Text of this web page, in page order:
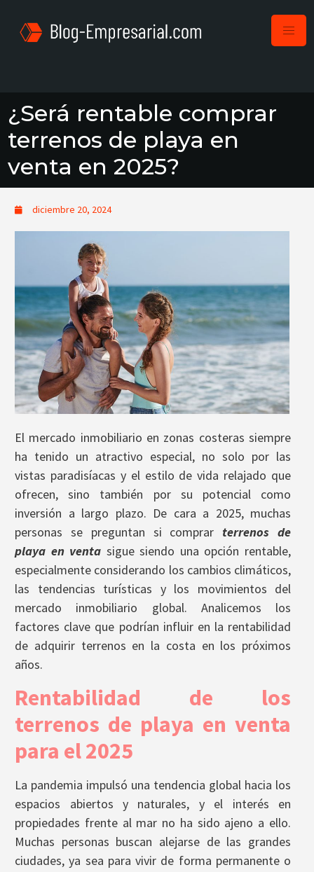
¿Será rentable comprar
terrenos de playa en
venta en 2025?
diciembre 20, 2024
El mercado inmobiliario en zonas costeras siempre
ha tenido un atractivo especial, no solo por las
vistas paradisíacas y el estilo de vida relajado que
ofrecen, sino también por su potencial como
inversión a largo plazo. De cara a 2025, muchas
personas se preguntan si comprar terrenos de
playa en venta sigue siendo una opción rentable,
especialmente considerando los cambios climáticos,
las tendencias turísticas y los movimientos del
mercado inmobiliario global. Analicemos los
factores clave que podrían influir en la rentabilidad
de adquirir terrenos en la costa en los próximos
años.
Rentabilidad de los
terrenos de playa en venta
para el 2025
La pandemia impulsó una tendencia global hacia los
espacios abiertos y naturales, y el interés en
propiedades frente al mar no ha sido ajeno a ello.
Muchas personas buscan alejarse de las grandes
ciudades, ya sea para vivir de forma permanente o